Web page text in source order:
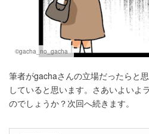
©gacha_no_gacha
筆者がgachaさんの立場だったらと
していると思います。さあいよいよ
のでしょうか？次回へ続きます。